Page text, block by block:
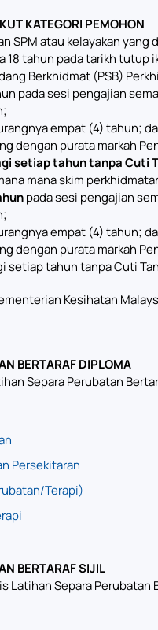
KATEGORI PEMOHON
SPM atau kelayakan
18 tahun pada tarikh
Berkhidmat (PSB)
pada sesi pengajian
empat (4) tahun;
dengan purata markah
setiap tahun tanpa Cuti
mana skim
pada sesi pengajian
empat (4) tahun;
dengan purata markah
setiap tahun tanpa Cuti
Kesihatan
BERTARAF DIPLOMA
Separa Perubatan
Persekitaran
Terapi)
BERTARAF SIJIL
Latihan Separa Perubatan